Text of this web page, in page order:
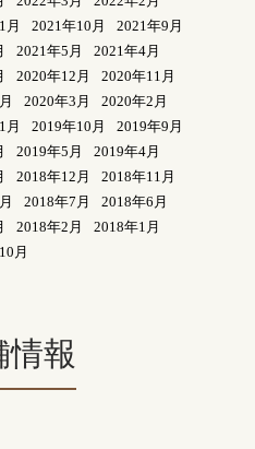
月 2021年10月
2021年9月
2021年5月
2021年4月
2020年12月
2020年11月
2020年3月
2020年2月
月 2019年10月
2019年9月
2019年5月
2019年4月
2018年12月
2018年11月
2018年7月
2018年6月
2018年2月
2018年1月
月
情報